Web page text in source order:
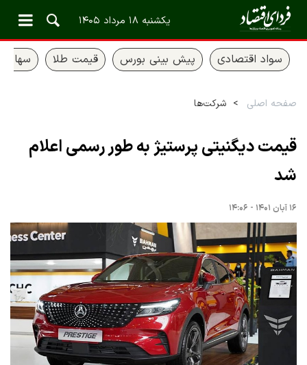
یکشنبه ۱۸ مرداد ۱۴۰۵
سواد اقتصادی پیش بینی بورس قیمت طلا سهام
صفحه اصلی شرکت‌ها
قیمت دیگنیتی پرستیژ به طور رسمی اعلام
شد
۱۶ آبان ۱۴۰۱ - ۱۴:۰۶